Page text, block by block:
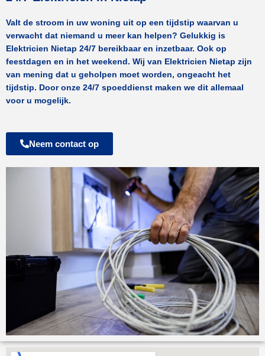
Valt de stroom in uw woning uit op een tijdstip waarvan u
verwacht dat niemand u meer kan helpen? Gelukkig is
Elektricien Nietap 24/7 bereikbaar en inzetbaar. Ook op
feestdagen en in het weekend. Wij van Elektricien Nietap zijn
van mening dat u geholpen moet worden, ongeacht het
tijdstip. Door onze 24/7 spoeddienst maken we dit allemaal
voor u mogelijk.
Neem contact op